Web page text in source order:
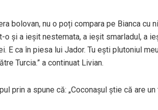
bolovan, nu o poți compara pe Bianca
și a ieșit nestemata, a ieșit smarladul, a
E ca în piesa lui Jador. Tu ești plutoniul
Turcia.” a continuat Livian.
prin a spune că: „Coconașul știe că are